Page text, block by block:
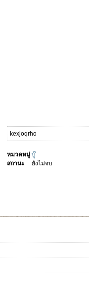
kexjoqrho
หมวดหมู่ บู๊
สถานะ
ยังไม่จบ